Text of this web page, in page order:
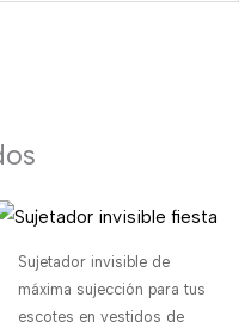
Sujetador invisible de
máxima sujección para tus
escotes en vestidos de